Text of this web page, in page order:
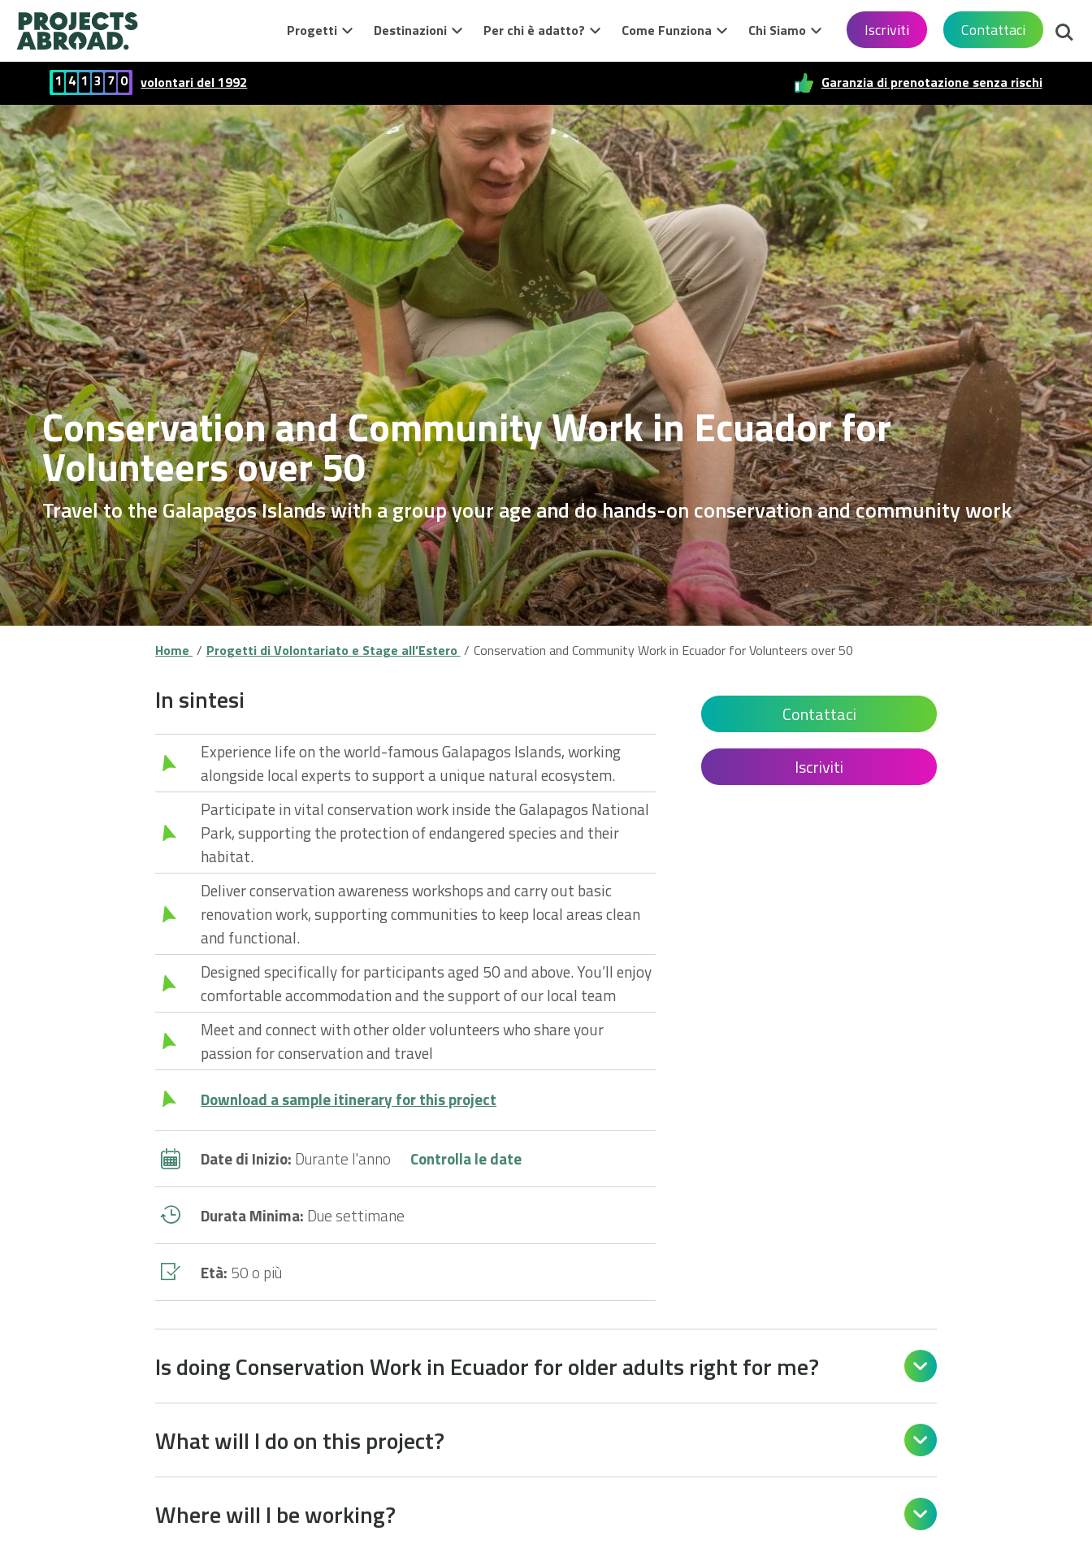
Progetti Destinazioni Per chi è adatto? Come Funziona Chi Siamo Iscriviti Contattaci Cerca
1 4 1 3 7 0 volontari del 1992 Garanzia di prenotazione senza rischi
Conservation and Community Work in Ecuador for
Volunteers over 50
Travel to the Galapagos Islands with a group your age and do hands-on conservation and community work
Home Progetti di Volontariato e Stage all’Estero Conservation and Community Work in Ecuador for Volunteers over 50
In sintesi
Experience life on the world-famous Galapagos Islands, working
alongside local experts to support a unique natural ecosystem.
Participate in vital conservation work inside the Galapagos National
Park, supporting the protection of endangered species and their
habitat.
Deliver conservation awareness workshops and carry out basic
renovation work, supporting communities to keep local areas clean
and functional.
Designed specifically for participants aged 50 and above. You’ll enjoy
comfortable accommodation and the support of our local team
Meet and connect with other older volunteers who share your
passion for conservation and travel
Download a sample itinerary for this project
Date di Inizio: Durante l'anno Controlla le date
Durata Minima: Due settimane
Età: 50 o più
Contattaci
Iscriviti
Is doing Conservation Work in Ecuador for older adults right for me? 
What will I do on this project? 
Where will I be working? 